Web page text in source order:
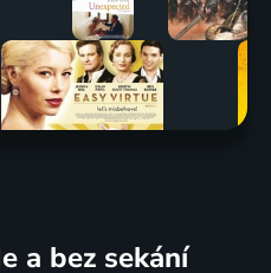
a bez sekání